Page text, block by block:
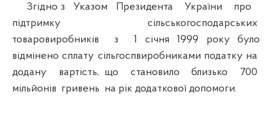
Згідно з Указом Президента України про
підтримку сільськогосподарських
товаровиробників з 1 січня 1999 року було
відмінено сплату сільгоспвиробниками податку на
додану вартість, що становило близько 700
мільйонів гривень на рік додаткової допомоги.